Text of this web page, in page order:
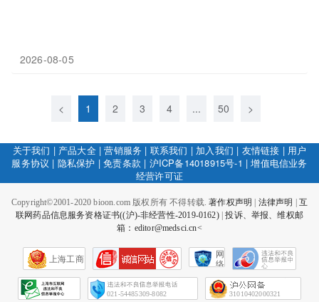
2026-08-05
< 1 2 3 4 ... 50 >
关于我们 | 产品大全|营销服务 | 联系我们 | 加入我们 | 友情链接 | 用户
服务协议 | 隐私保护 |免责条款 | 沪ICP备14018915号-1 |增值电信业务
经营许可证
Copyright©2001-2020 bioon.com 版权所有 不得转载.著作权声明 法律声明
互
联网药品信息服务资格证书((沪)-非经营性-2019-0162)|投诉、举报、维权邮
箱：editor@medsci.cn<
上海工商
网
络
会
征
021-54485309-8082 31010402000321